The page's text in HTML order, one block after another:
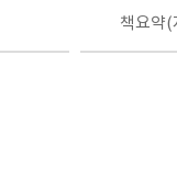
책요약(